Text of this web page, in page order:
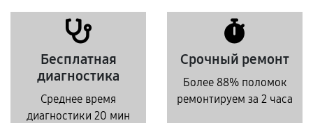
Бесплатная
диагностика
Среднее время
диагностики 20 мин
Срочный ремонт
Более 88% поломок
ремонтируем за 2 часа